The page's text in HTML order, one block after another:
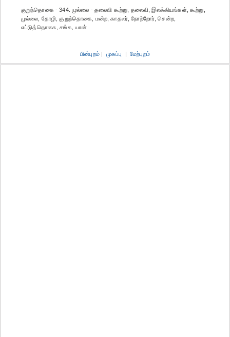
குறுந்தொகை - 344. முல்லை - தலைவி கூற்று, தலைவி, இலக்கியங்கள், கூற்று,
முல்லை, தோழி, குறுந்தொகை, மன்ற, காதலர், நோற்றோர், சென்ற,
எட்டுத்தொகை, சங்க, யான்
பின்புறம் | முகப்பு | மேற்புறம்